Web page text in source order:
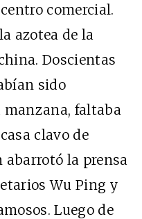
comercial.
azotea de la
Doscientas
sido
faltaba
clavo de
abarrotó la prensa
Wu Ping y
Luego de